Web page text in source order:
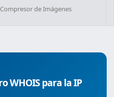
Compresor de Imágenes
WHOIS para la IP